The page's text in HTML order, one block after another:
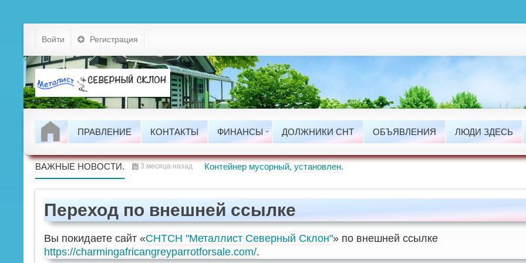
Войти Регистрация
ПРАВЛЕНИЕ КОНТАКТЫ ФИНАНСЫ
Тарифы
Документы
Задолжности
Проводимые Работы.ДОЛЖНИКИ СНТ ОБЪЯВЛЕНИЯ ЛЮДИ ЗДЕСЬ
ВАЖНЫЕ НОВОСТИ. 3 месяца назад Контейнер мусорный, установлен.
Переход по внешней ссылке
Вы покидаете сайт «СНТСН "Металлист Северный Склон"» по внешней ссылке
https://charmingafricangreyparrotforsale.com/.